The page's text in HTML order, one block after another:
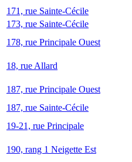
171, rue Sainte-Cécile
173, rue Sainte-Cécile
178, rue Principale Ouest
18, rue Allard
187, rue Principale Ouest
187, rue Sainte-Cécile
19-21, rue Principale
190, rang 1 Neigette Est